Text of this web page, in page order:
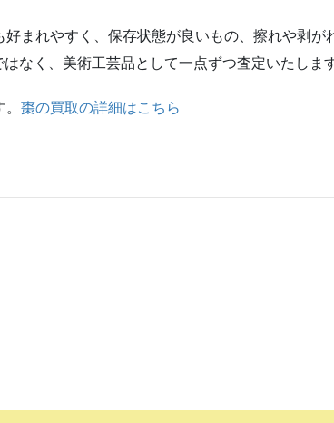
まれやすく、保存状態が良いもの、擦れや剥が
なく、美術工芸品として一点ずつ査定いたします
。棗の買取の詳細はこちら